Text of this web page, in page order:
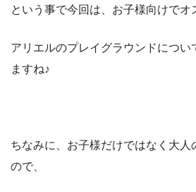
という事で今回は、お子様向けでオ
アリエルのプレイグラウンドについ
ますね♪
ちなみに、お子様だけではなく大人
ので、